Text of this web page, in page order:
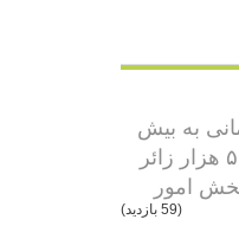
به بیش
از ۳ میلیون و ۵۰۰ هزار زائر
امور
(59 بازدید)